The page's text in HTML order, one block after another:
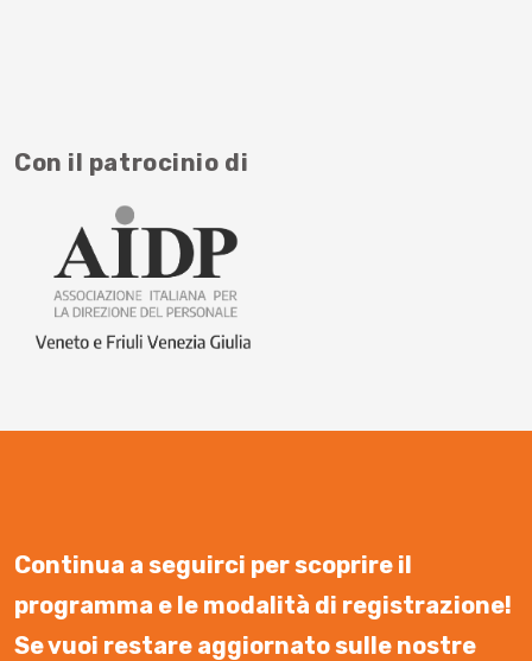
Con il patrocinio di
Continua a seguirci per scoprire il
programma e le modalità di registrazione!
Se vuoi restare aggiornato sulle nostre